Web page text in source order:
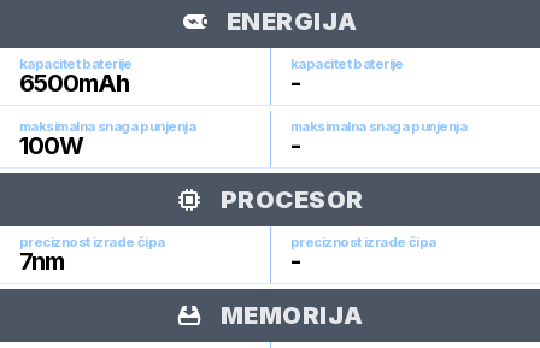
ENERGIJA
kapacitet baterije
6500mAh
kapacitet baterije
-
maksimalna snaga punjenja
100W
maksimalna snaga punjenja
-
PROCESOR
preciznost izrade čipa
7nm
preciznost izrade čipa
-
MEMORIJA